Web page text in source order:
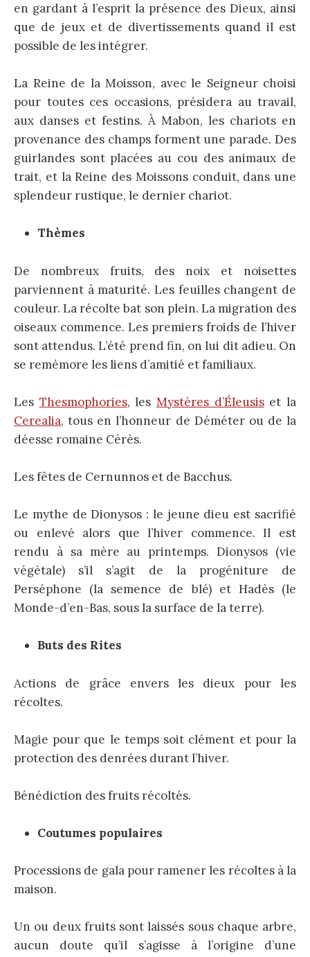
en gardant à l’esprit la présence des Dieux, ainsi
que de jeux et de divertissements quand il est
possible de les intégrer.
La Reine de la Moisson, avec le Seigneur choisi
pour toutes ces occasions, présidera au travail,
aux danses et festins. À Mabon, les chariots en
provenance des champs forment une parade. Des
guirlandes sont placées au cou des animaux de
trait, et la Reine des Moissons conduit, dans une
splendeur rustique, le dernier chariot.
Thèmes
De nombreux fruits, des noix et noisettes
parviennent à maturité. Les feuilles changent de
couleur. La récolte bat son plein. La migration des
oiseaux commence. Les premiers froids de l’hiver
sont attendus. L’été prend fin, on lui dit adieu. On
se remémore les liens d’amitié et familiaux.
Les Thesmophories, lesMystères d’Éleusiset la
Cerealia, tous en l’honneur de Déméter ou de la
déesse romaine Cérès.
Les fêtes de Cernunnos et de Bacchus.
Le mythe de Dionysos : le jeune dieu est sacrifié
ou enlevé alors que l’hiver commence. Il est
rendu à sa mère au printemps. Dionysos (vie
végétale) s’il s’agit de la progéniture de
Perséphone (la semence de blé) et Hadès (le
Monde-d’en-Bas, sous la surface de la terre).
Buts des Rites
Actions de grâce envers les dieux pour les
récoltes.
Magie pour que le temps soit clément et pour la
protection des denrées durant l’hiver.
Bénédiction des fruits récoltés.
Coutumes populaires
Processions de gala pour ramener les récoltes à la
maison.
Un ou deux fruits sont laissés sous chaque arbre,
aucun doute qu’il s’agisse à l’origine d’une